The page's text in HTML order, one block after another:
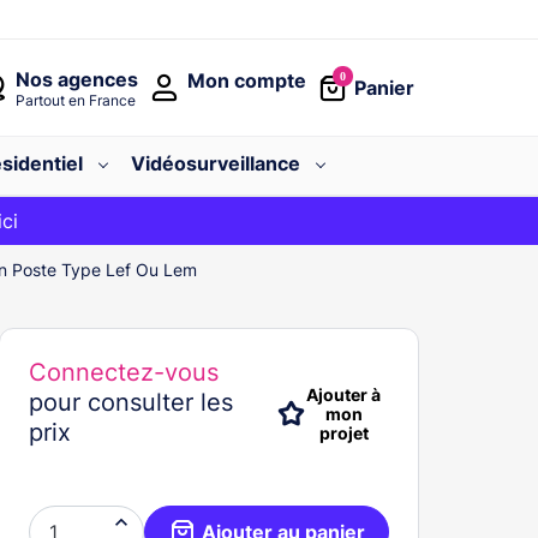
Nos agences
Partout en France
0
Panier
Mon compte
Vidéosurveillance
le code
Poste Type Lef Ou Lem
Connectez-vous
pour consulter les
prix
Ajouter à
mon
projet
 Ajouter au panier